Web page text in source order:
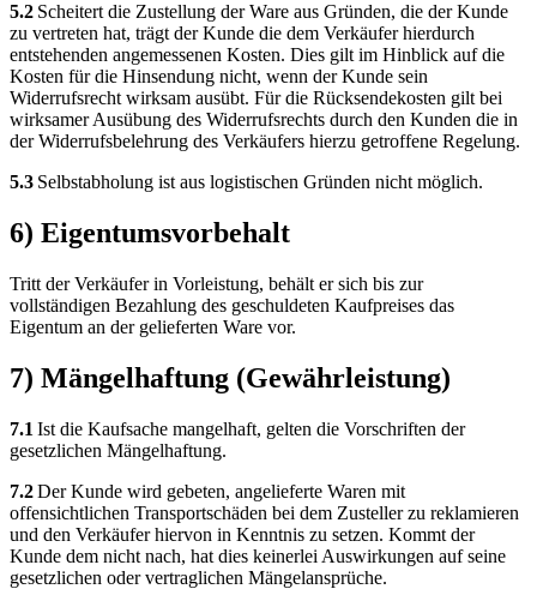
5.2 Scheitert die Zustellung der Ware aus Gründen, die der Kunde
zu vertreten hat, trägt der Kunde die dem Verkäufer hierdurch
entstehenden angemessenen Kosten. Dies gilt im Hinblick auf die
Kosten für die Hinsendung nicht, wenn der Kunde sein
Widerrufsrecht wirksam ausübt. Für die Rücksendekosten gilt bei
wirksamer Ausübung des Widerrufsrechts durch den Kunden die in
der Widerrufsbelehrung des Verkäufers hierzu getroffene Regelung.
5.3 Selbstabholung ist aus logistischen Gründen nicht möglich.
6) Eigentumsvorbehalt
Tritt der Verkäufer in Vorleistung, behält er sich bis zur
vollständigen Bezahlung des geschuldeten Kaufpreises das
Eigentum an der gelieferten Ware vor.
7) Mängelhaftung (Gewährleistung)
7.1 Ist die Kaufsache mangelhaft, gelten die Vorschriften der
gesetzlichen Mängelhaftung.
7.2Der Kunde wird gebeten, angelieferte Waren mit
offensichtlichen Transportschäden bei dem Zusteller zu reklamieren
und den Verkäufer hiervon in Kenntnis zu setzen. Kommt der
Kunde dem nicht nach, hat dies keinerlei Auswirkungen auf seine
gesetzlichen oder vertraglichen Mängelansprüche.